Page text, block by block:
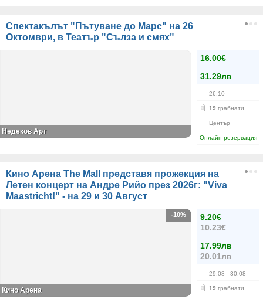
Спектакълът "Пътуване до Марс" на 26
Октомври, в Театър "Сълза и смях"
16.00€
31.29лв
26.10
19 грабнати
Център
Онлайн резервация
Недеков Арт
Кино Арена The Mall представя прожекция на
Летен концерт на Андре Рийо през 2026г: "Viva
Maastricht!" - на 29 и 30 Август
9.20€
10.23€
17.99лв
20.01лв
29.08 - 30.08
19 грабнати
-10%
Кино Арена